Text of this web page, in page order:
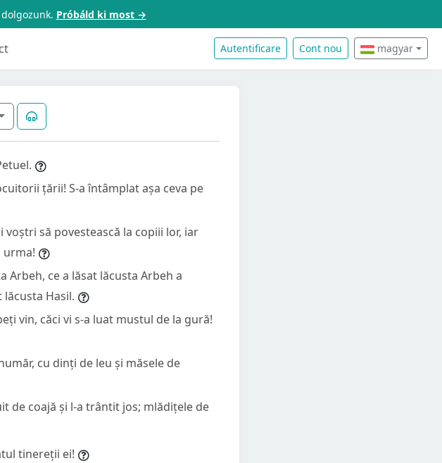
Próbáld ki most →
Autentificare Cont nou magyar
țării! S-a întâmplat așa ceva pe
să povestească la copiii lor, iar
urma!
Arbeh, ce a lăsat lăcusta Arbeh a
lăcusta Hasil.
vin, căci vi s-a luat mustul de la gură!
cu dinți de leu și măsele de
de coajă și l-a trântit jos; mlădițele de
tinereții ei!